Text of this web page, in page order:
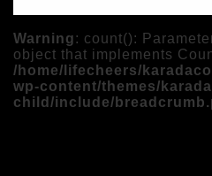
Warning: count():
object that implements
/home/lifecheers/
wp-content/themes/
child/include/